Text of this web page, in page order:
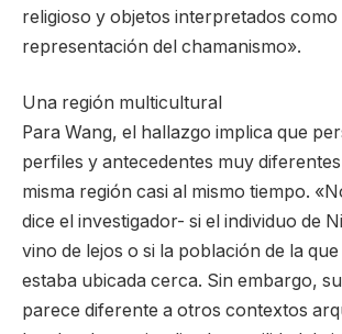
religioso y objetos interpretados como
representación del chamanismo».
Una región multicultural
Para Wang, el hallazgo implica que
perfiles y antecedentes muy
misma región casi al mismo tiempo.
dice el investigador- si el individuo de
vino de lejos o si la población de la
estaba ubicada cerca. Sin embargo,
parece diferente a otros contextos